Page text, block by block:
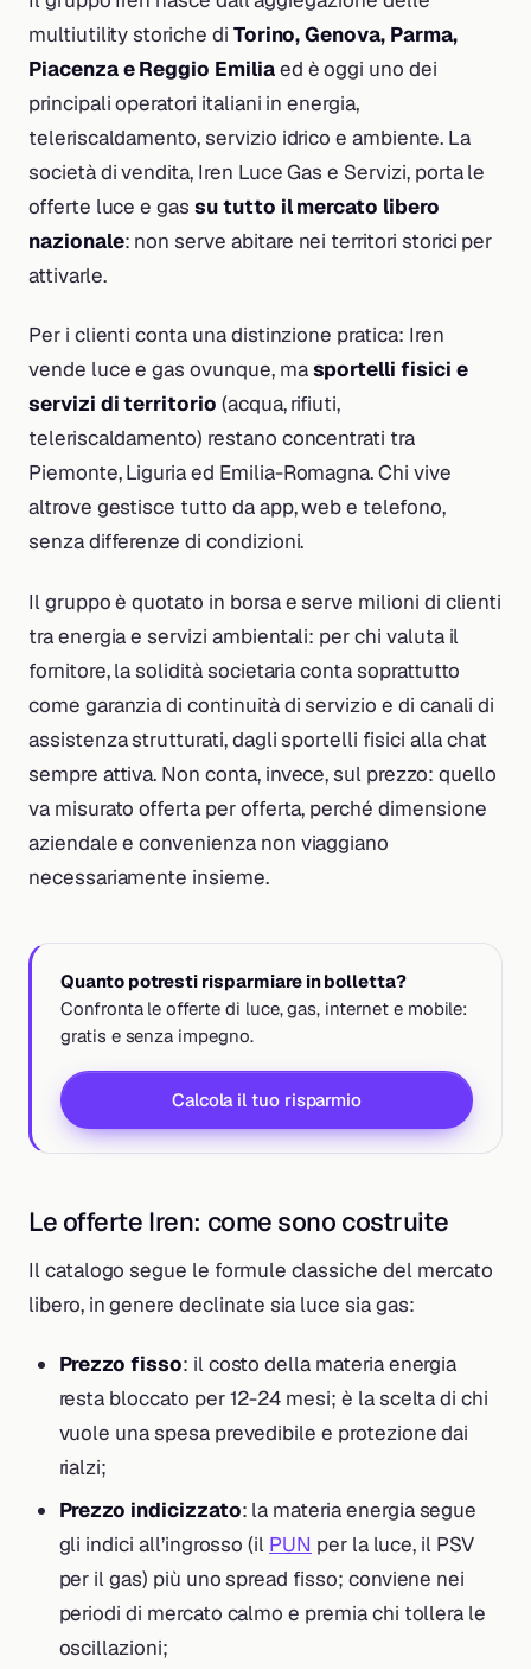
multiutility storiche di Torino, Genova, Parma,
Piacenza e Reggio Emiliaed è oggi uno dei
principali operatori italiani in energia,
teleriscaldamento, servizio idrico e ambiente. La
società di vendita, Iren Luce Gas e Servizi, porta le
offerte luce e gassu tutto il mercato libero
nazionale: non serve abitare nei territori storici per
attivarle.
Per i clienti conta una distinzione pratica: Iren
vende luce e gas ovunque, masportelli fisici e
servizi di territorio (acqua, rifiuti,
teleriscaldamento) restano concentrati tra
Piemonte, Liguria ed Emilia-Romagna. Chi vive
altrove gestisce tutto da app, web e telefono,
senza differenze di condizioni.
Il gruppo è quotato in borsa e serve milioni di clienti
tra energia e servizi ambientali: per chi valuta il
fornitore, la solidità societaria conta soprattutto
come garanzia di continuità di servizio e di canali di
assistenza strutturati, dagli sportelli fisici alla chat
sempre attiva. Non conta, invece, sul prezzo: quello
va misurato offerta per offerta, perché dimensione
aziendale e convenienza non viaggiano
necessariamente insieme.
Quanto potresti risparmiare in bolletta?
Confronta le offerte di luce, gas, internet e mobile:
gratis e senza impegno.
Calcola il tuo risparmio
Le offerte Iren: come sono costruite
Il catalogo segue le formule classiche del mercato
libero, in genere declinate sia luce sia gas:
Prezzo fisso: il costo della materia energia
resta bloccato per 12-24 mesi; è la scelta di chi
vuole una spesa prevedibile e protezione dai
rialzi;
Prezzo indicizzato: la materia energia segue
gli indici all’ingrosso (il PUN per la luce, il PSV
per il gas) più uno spread fisso; conviene nei
periodi di mercato calmo e premia chi tollera le
oscillazioni;